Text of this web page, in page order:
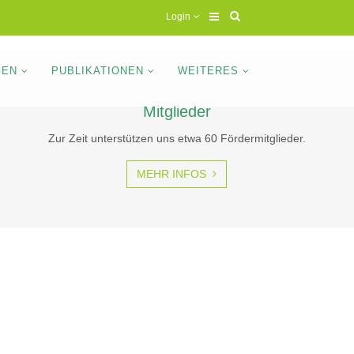
Login
PUBLIKATIONEN WEITERES
–
Mitglieder
Zur Zeit unterstützen uns etwa 60 Fördermitglieder.
MEHR INFOS